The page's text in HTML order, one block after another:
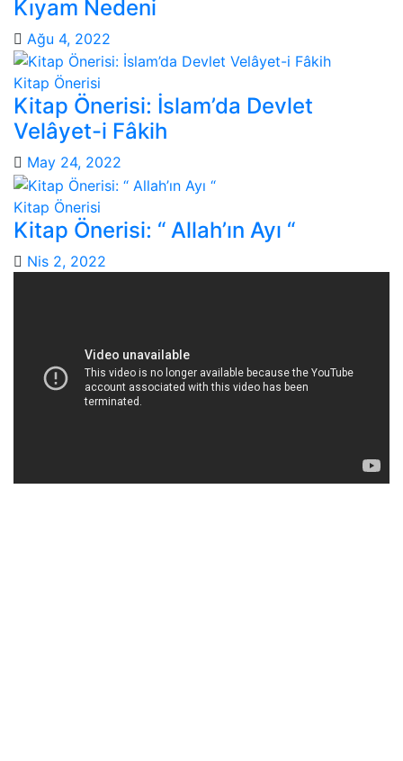
Kıyam Nedeni
Ağu 4, 2022
Kitap Önerisi
Kitap Önerisi: İslam’da Devlet
Velâyet-i Fâkih
May 24, 2022
Kitap Önerisi
Kitap Önerisi: “ Allah’ın Ayı “
Nis 2, 2022